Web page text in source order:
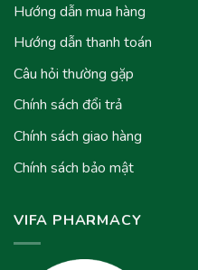
Hướng dẫn mua hàng
Hướng dẫn thanh toán
Câu hỏi thường gặp
Chính sách đổi trả
Chính sách giao hàng
Chính sách bảo mật
VIFA PHARMACY